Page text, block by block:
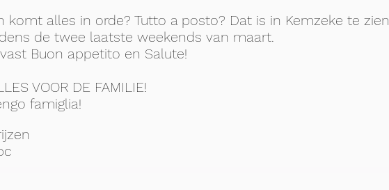
komt alles in orde? Tutto a posto? Dat is in Kemzeke te zien
de twee laatste weekends van maart.
Buon appetito en Salute!
VOOR DE FAMILIE!
famiglia!